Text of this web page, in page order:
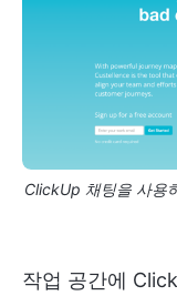
ClickUp 채팅을 사용
작업 공간에